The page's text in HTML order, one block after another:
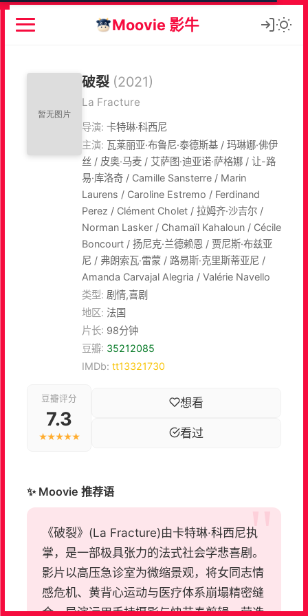
Moovie 影牛
破裂 (2021)
La Fracture
导演: 卡特琳·科西尼
主演: 瓦莱丽亚·布鲁尼·泰德斯基 / 玛琳娜·佛伊
丝 / 皮奥·马麦 / 艾萨图·迪亚诺·萨格娜 / 让-路
易·库洛奇 / Camille Sansterre / Marin
Laurens / Caroline Estremo / Ferdinand
Perez / Clément Cholet / 拉姆齐·沙吉尔 /
Norman Lasker / Chamaïl Kahaloun / Cécile
Boncourt / 扬尼克·兰德赖恩 / 贾尼斯·布兹亚
尼 / 弗朗索瓦·雷蒙 / 路易斯·克里斯蒂亚尼 /
Amanda Carvajal Alegria / Valérie Navello
类型: 剧情,喜剧
地区: 法国
片长: 98分钟
豆瓣: 35212085
IMDb: tt13321730
豆瓣评分
7.3
★★★★★
想看
看过
✨ Moovie 推荐语
《破裂》(La Fracture)由卡特琳·科西尼执
掌，是一部极具张力的法式社会学悲喜剧。
影片以高压急诊室为微缩景观，将女同志情
感危机、黄背心运动与医疗体系崩塌精密缝
合。导演运用手持摄影与快节奏剪辑，营造